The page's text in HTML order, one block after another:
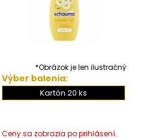
*Obrázok je len ilustračný
Výber balenia:
Kartón 20 ks